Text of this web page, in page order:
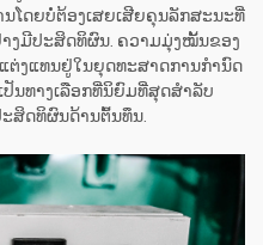
ໂດຍບໍ່ຕ້ອງເສຍເສີຍຄຸນລັກສະນະທີ່
າງມີປະສິດທິຜົນ. ຄວາມມຸ່ງໝັ້ນຂອງ
ຕ່ງແທນຢູ່ໃນຍຸດທະສາດການກຳນົດ
ປັນທາງເລືອກທີ່ນິຍົມທີ່ສຸດສຳລັບ
ສິດທິຜົນດ້ານຕົ້ນທຶນ.